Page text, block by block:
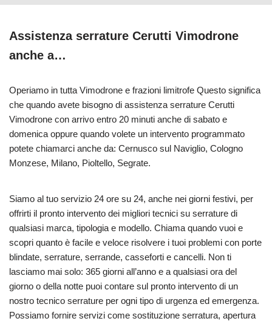
Assistenza serrature Cerutti Vimodrone
anche a…
Operiamo in tutta Vimodrone e frazioni limitrofe Questo significa
che quando avete bisogno di assistenza serrature Cerutti
Vimodrone con arrivo entro 20 minuti anche di sabato e
domenica oppure quando volete un intervento programmato
potete chiamarci anche da: Cernusco sul Naviglio, Cologno
Monzese, Milano, Pioltello, Segrate.
Siamo al tuo servizio 24 ore su 24, anche nei giorni festivi, per
offrirti il pronto intervento dei migliori tecnici su serrature di
qualsiasi marca, tipologia e modello. Chiama quando vuoi e
scopri quanto è facile e veloce risolvere i tuoi problemi con porte
blindate, serrature, serrande, casseforti e cancelli. Non ti
lasciamo mai solo: 365 giorni all’anno e a qualsiasi ora del
giorno o della notte puoi contare sul pronto intervento di un
nostro tecnico serrature per ogni tipo di urgenza ed emergenza.
Possiamo fornire servizi come sostituzione serratura, apertura